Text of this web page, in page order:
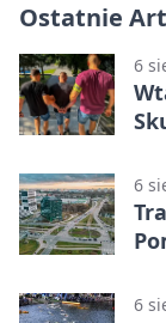
Ostatnie
6
6
6